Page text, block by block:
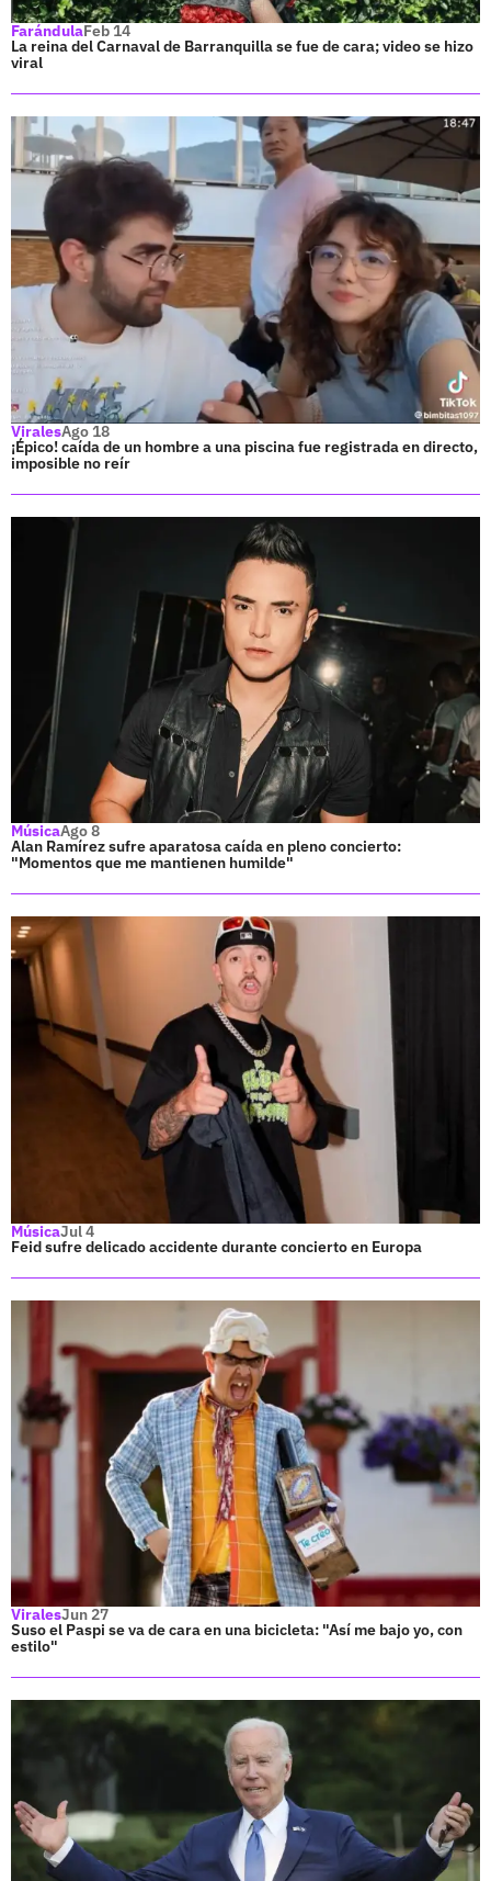
FarándulaFeb 14
La reina del Carnaval de Barranquilla se fue de cara; video se hizo
viral
ViralesAgo 18
¡Épico! caída de un hombre a una piscina fue registrada en directo,
imposible no reír
MúsicaAgo 8
Alan Ramírez sufre aparatosa caída en pleno concierto:
"Momentos que me mantienen humilde"
MúsicaJul 4
Feid sufre delicado accidente durante concierto en Europa
ViralesJun 27
Suso el Paspi se va de cara en una bicicleta: "Así me bajo yo, con
estilo"